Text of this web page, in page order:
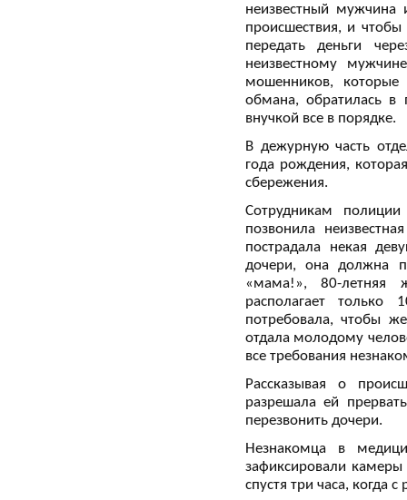
неизвестный мужчина
происшествия, и
передать деньги
неизвестному
мошенников,
обмана, обратилась в
внучкой все в порядке.
В дежурную часть
года рождения,
сбережения.
Сотрудникам
позвонила
пострадала некая
дочери, она должна
«мама!», 80-летняя
располагает
потребовала, чтобы
отдала молодому
все требования
Рассказывая о
разрешала ей
перезвонить дочери.
Незнакомца в
зафиксировали
спустя три часа, когда